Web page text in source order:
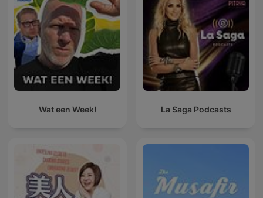
Wat een Week! La Saga Podcasts